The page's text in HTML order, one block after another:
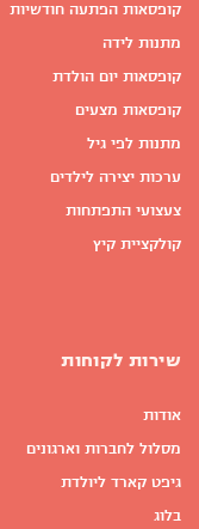
קופסאות הפתעה חודשיות
מתנות לידה
קופסאות יום הולדת
קופסאות מצעים
מתנות לפי גיל
ערכות יצירה לילדים
צעצועי התפתחות
קולקציית קיץ
שירות לקוחות
אודות
מסלול לחברות וארגונים
גיפט קארד ליולדת
בלוג